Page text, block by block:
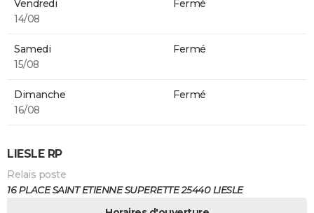
Vendredi
14/08
Fermé
Samedi
15/08
Fermé
Dimanche
16/08
Fermé
LIESLE RP
Relais poste
16 PLACE SAINT ETIENNE SUPERETTE 25440 LIESLE